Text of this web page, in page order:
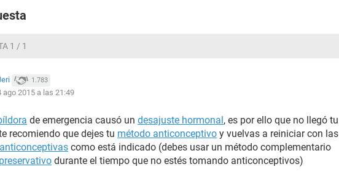
1 / 1
1.783
ago 2015 a las 21:49
de emergencia causó un desajuste hormonal, es por ello que no llegó tu
recomiendo que dejes tu método anticonceptivo y vuelvas a reiniciar con las
como está indicado (debes usar un método complementario
preservativo durante el tiempo que no estés tomando anticonceptivos)